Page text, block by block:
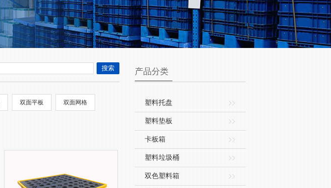
双面平板 双面网格
产品分类
塑料托盘
塑料垫板
卡板箱
塑料垃圾桶
双色塑料箱